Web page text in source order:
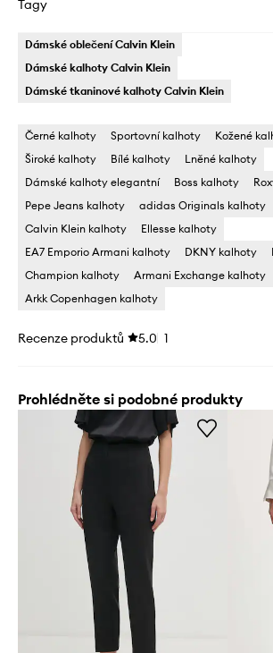
Tagy
Dámské oblečení Calvin Klein
Dámské kalhoty Calvin Klein
Dámské tkaninové kalhoty Calvin Klein
Černé kalhoty Sportovní kalhoty
Kožené
Široké kalhoty
Bílé kalhoty
Lněné kalhoty
Dámské kalhoty elegantní
Boss kalhoty
Pepe Jeans kalhoty
adidas Originals kalhoty
Calvin Klein kalhoty
Ellesse kalhoty
EA7 Emporio Armani kalhoty
DKNY kalhoty
Champion kalhoty
Armani Exchange kalhoty
Arkk Copenhagen kalhoty
Recenze produktů 5.0 1
Prohlédněte si podobné produkty